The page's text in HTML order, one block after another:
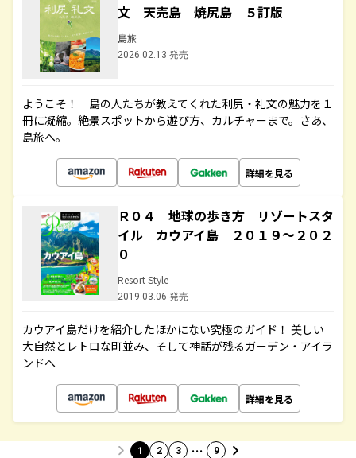
文 天売島 焼尻島 ５訂版
島旅
2026.02.13 発売
ようこそ！ 島の人たちが教えてくれた利尻・礼文の魅力を１
冊に凝縮。絶景スポットから遊び方、カルチャーまで。さあ、
島旅へ。
詳細を見る
Ｒ０４ 地球の歩き方 リゾートスタ
イル カウアイ島 ２０１９～２０２
０
Resort Style
2019.03.06 発売
カウアイ島だけを紹介したほかにない究極のガイド！ 美しい
大自然とレトロな町並み、そして神話が残るガーデン・アイラ
ンドへ
詳細を見る
1 2 3 … 9